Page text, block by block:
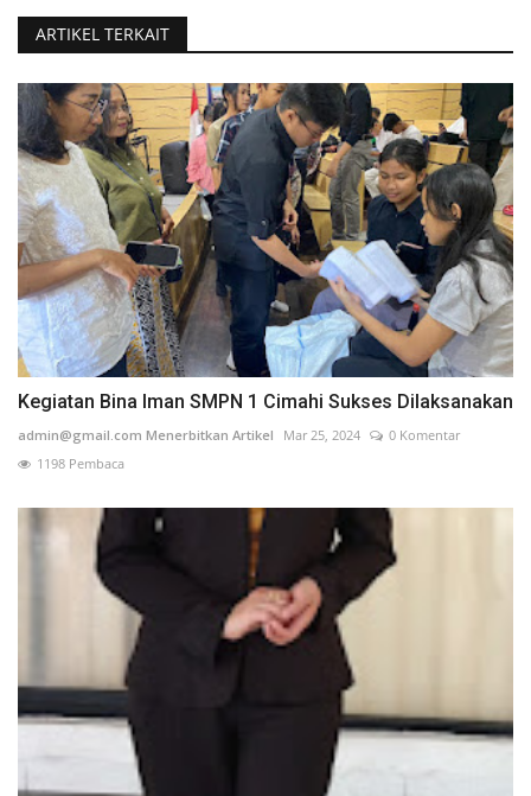
ARTIKEL TERKAIT
Kegiatan Bina Iman SMPN 1 Cimahi Sukses Dilaksanakan
admin@gmail.com Menerbitkan Artikel Mar 25, 2024
0 Komentar
1198 Pembaca